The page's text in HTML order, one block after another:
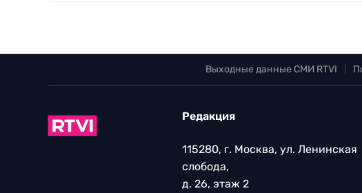
Выходные данные СМИ RTVI
Редакция
115280, г. Москва, ул. Ленинская
слобода,
д. 26, этаж 2